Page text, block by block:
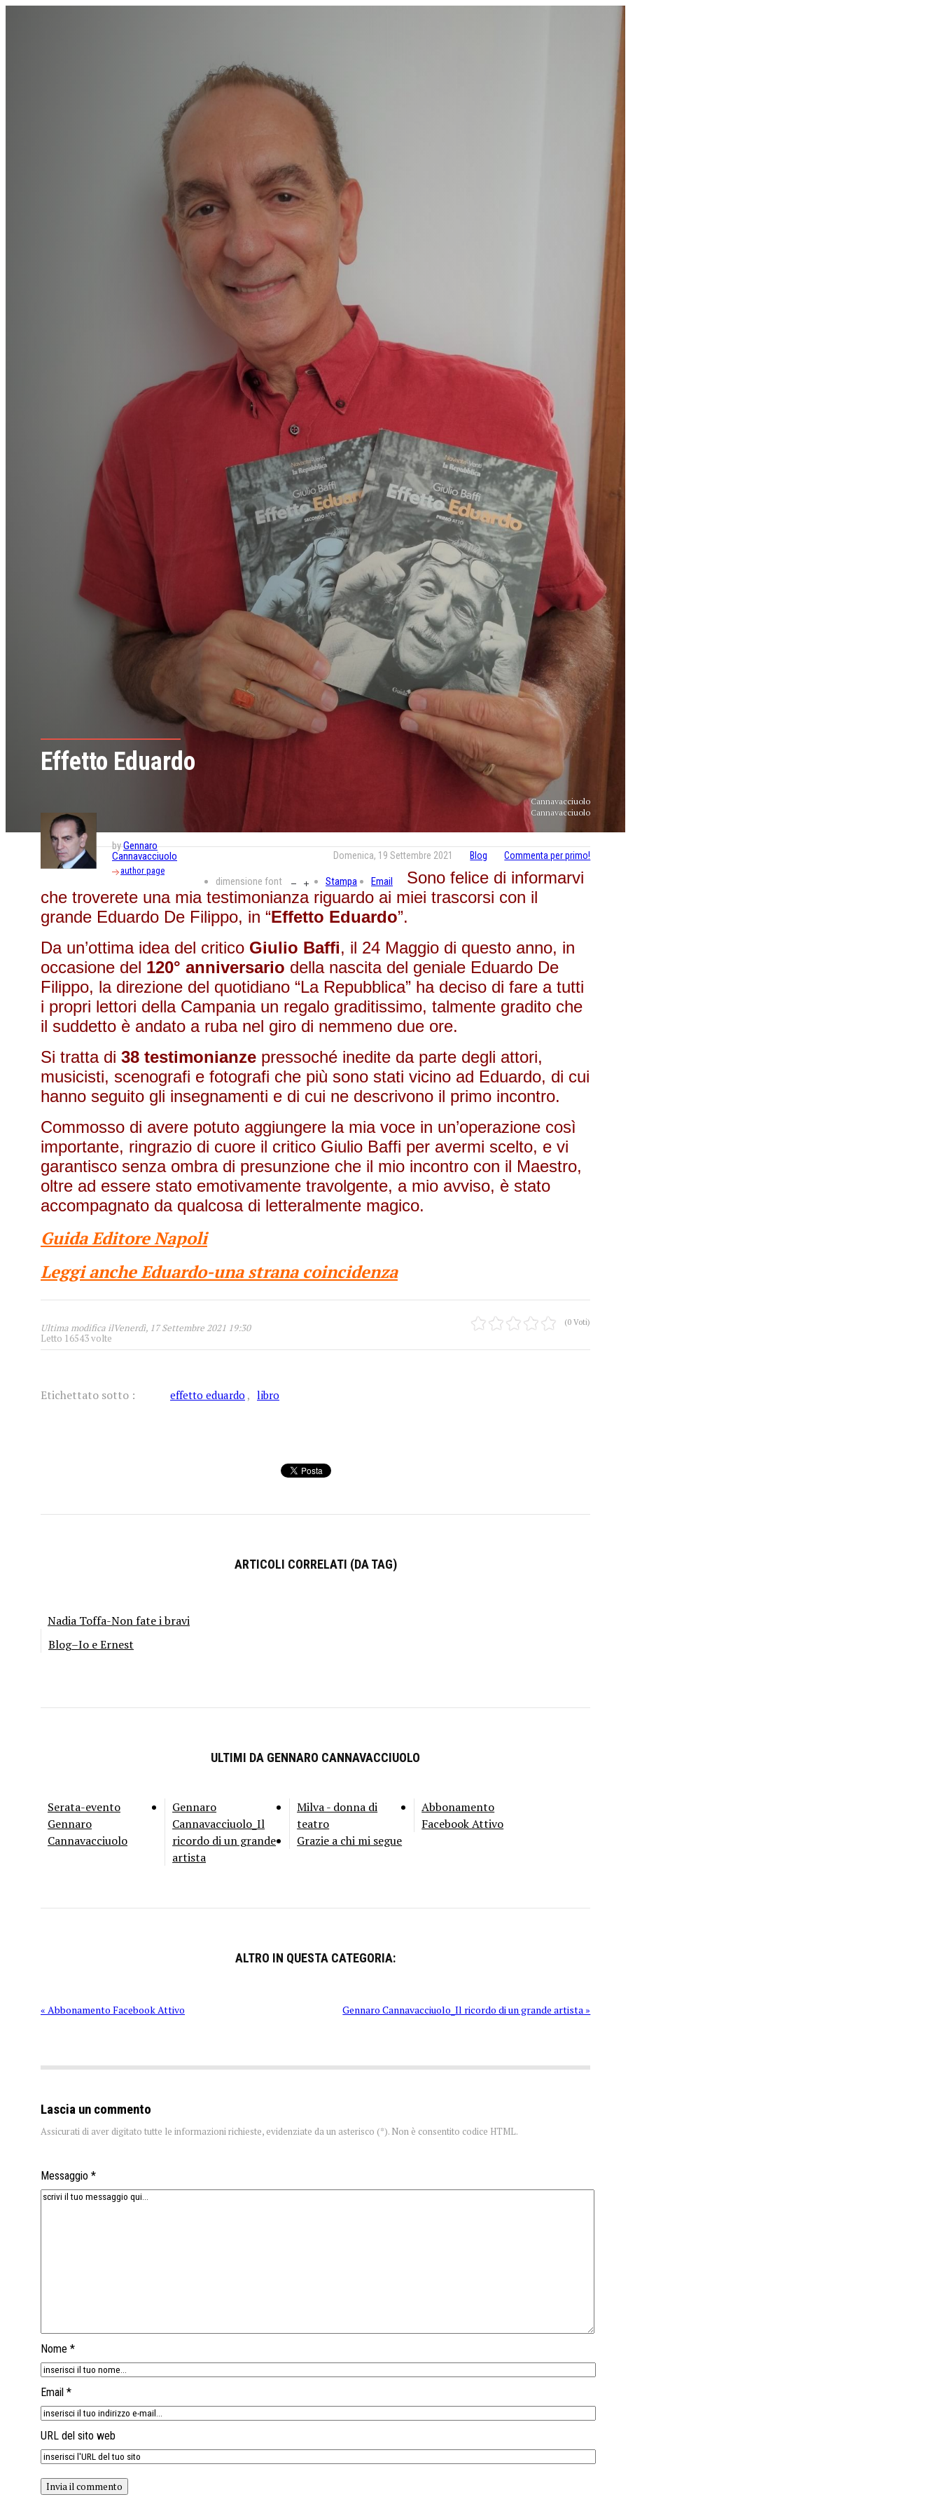
Cannavacciuolo
Cannavacciuolo
Effetto Eduardo
byGennaro
Cannavacciuolo
author page
Commenta per primo!
Blog
Domenica, 19 Settembre 2021
dimensione font Stampa Email
Sono felice di informarvi
che troverete una mia testimonianza riguardo ai miei trascorsi con il
grande Eduardo De Filippo, in “Effetto Eduardo”.
Da un’ottima idea del critico Giulio Baffi, il 24 Maggio di questo anno, in
occasione del 120° anniversario della nascita del geniale Eduardo De
Filippo, la direzione del quotidiano “La Repubblica” ha deciso di fare a tutti
i propri lettori della Campania un regalo graditissimo, talmente gradito che
il suddetto è andato a ruba nel giro di nemmeno due ore.
Si tratta di 38 testimonianze pressoché inedite da parte degli attori,
musicisti, scenografi e fotografi che più sono stati vicino ad Eduardo, di cui
hanno seguito gli insegnamenti e di cui ne descrivono il primo incontro.
Commosso di avere potuto aggiungere la mia voce in un’operazione così
importante, ringrazio di cuore il critico Giulio Baffi per avermi scelto, e vi
garantisco senza ombra di presunzione che il mio incontro con il Maestro,
oltre ad essere stato emotivamente travolgente, a mio avviso, è stato
accompagnato da qualcosa di letteralmente magico.
Guida Editore Napoli
Leggi anche Eduardo-una strana coincidenza
Ultima modifica ilVenerdì, 17 Settembre 2021 19:30
1 2 3 4 5 (0 Voti)
Letto 16543 volte
Etichettato sotto : effetto eduardo libro
ARTICOLI CORRELATI (DA TAG)
Nadia Toffa-Non fate i bravi
Blog–Io e Ernest
ULTIMI DA GENNARO CANNAVACCIUOLO
Serata-evento
Gennaro
Cannavacciuolo
Gennaro
Cannavacciuolo_Il
ricordo di un grande
artista
Milva - donna di
teatro
Abbonamento
Facebook Attivo
Grazie a chi mi segue
ALTRO IN QUESTA CATEGORIA:
« Abbonamento Facebook Attivo Gennaro Cannavacciuolo_Il ricordo di un grande artista »
Lascia un commento
Assicurati di aver digitato tutte le informazioni richieste, evidenziate da un asterisco (*). Non è consentito codice HTML.
Messaggio *
Nome *
Email *
URL del sito web